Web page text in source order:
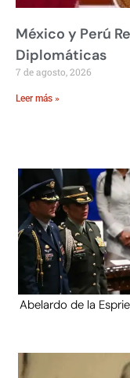
México y Perú
Diplomáticas
7 de agosto, 2026
Leer más »
Abelardo de la